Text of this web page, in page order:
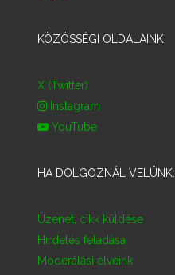
KÖZÖSSÉGI OLDALAINK:
X (Twitter)
Instagram
YouTube
HA DOLGOZNÁL VELÜNK:
Üzenet, cikk küldése
Hirdetés feladása
Moderálási elveink